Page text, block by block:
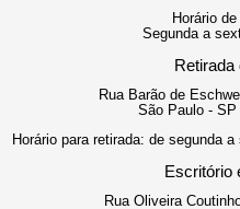
Horário
Segunda a
Retirada
Rua Barão de
São Paulo - SP
Horário para retirada: de segunda
Escritório
Rua Oliveira